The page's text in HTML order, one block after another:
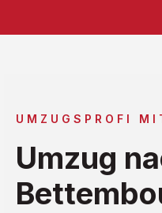
UMZUGSPROFI
Umzug